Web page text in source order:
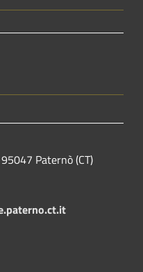
Paternò (CT)